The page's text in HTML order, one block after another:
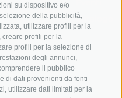
su dispositivo e/o
della pubblicità,
utilizzare profili per la
profili per la
profili per la selezione di
degli annunci,
il pubblico
di dati provenienti da fonti
utilizzare dati limitati per la
in Alto Adige
bike
Catalogo